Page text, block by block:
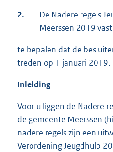
2.
De Nadere regels
Meerssen 2019
te bepalen dat de
treden op 1 januari 2019.
Inleiding
Voor u liggen de Nadere
de gemeente Meerssen
nadere regels zijn een
Verordening Jeugdhulp